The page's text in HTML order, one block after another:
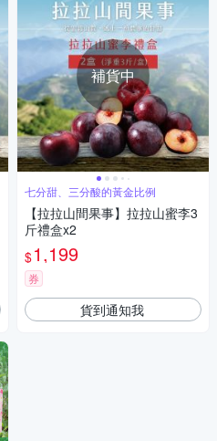
補貨中
七分甜、三分酸的黃金比例
【拉拉山間果事】拉拉山蜜李3
斤禮盒x2
$1,199
券
貨到通知我